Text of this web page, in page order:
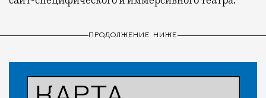
ПРОДОЛЖЕНИЕ НИЖЕ